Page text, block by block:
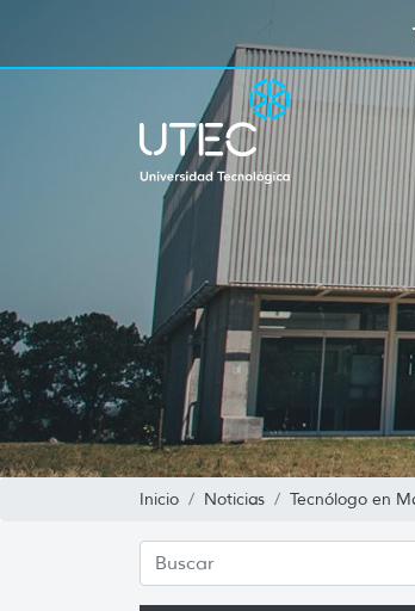
Inicio Noticias Tecnólogo en